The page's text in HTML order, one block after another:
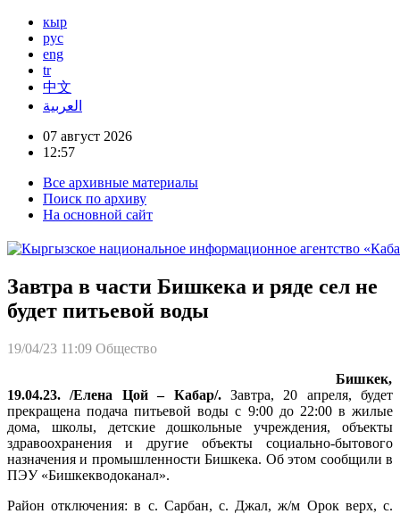
кыр
рус
eng
tr
中文
العربية
07 август 2026
12:57
Все архивные материалы
Поиск по архиву
На основной сайт
Завтра в части Бишкека и ряде сел не
будет питьевой воды
19/04/23 11:09 Общество
Бишкек,
19.04.23. /Елена Цой – Кабар/.Завтра, 20 апреля, будет
прекращена подача питьевой воды с 9:00 до 22:00 в жилые
дома, школы, детские дошкольные учреждения, объекты
здравоохранения и другие объекты социально-бытового
назначения и промышленности Бишкека. Об этом сообщили в
ПЭУ «Бишкекводоканал».
Район отключения: в с. Сарбан, с. Джал, ж/м Орок верх, с.